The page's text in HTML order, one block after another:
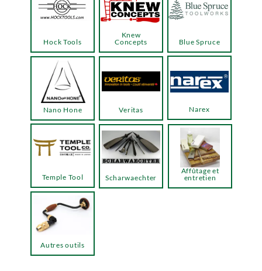
Hock Tools
Knew
Concepts
Temple Tool
Blue Spruce
Narex
Veritas
Nano Hone
Autres outils
Scharwaechter
Affûtage et
entretien